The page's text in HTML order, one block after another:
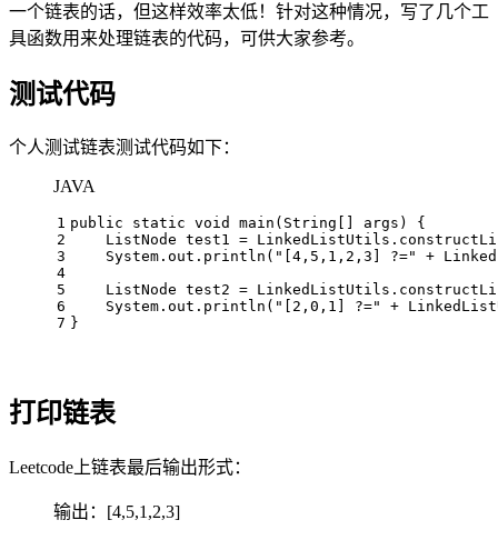
一个链表的话，但这样效率太低！针对这种情况，写了几个工
具函数用来处理链表的代码，可供大家参考。
测试代码
个人测试链表测试代码如下：
JAVA
1
2
3
4
5
6
7
public static void main (String[] args)
{
ListNode test1 =
    System.out.println(
"[4,5,1,2,3] ?="
+
ListNode test2 =
    System.out.println(
"[2,0,1] ?="
+
}
打印链表
Leetcode上链表最后输出形式：
输出：[4,5,1,2,3]